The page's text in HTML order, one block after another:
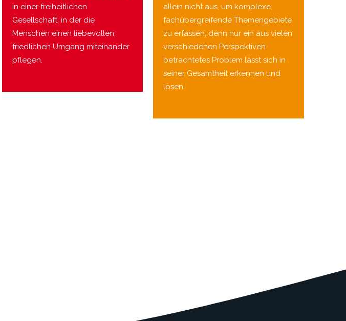
in einer freiheitlichen
Gesellschaft, in der die
Menschen einen liebevollen,
friedlichen Umgang miteinander
pflegen.
allein nicht aus, um komplexe,
fachübergreifende Themengebiete
zu erfassen, denn nur ein aus vielen
verschiedenen Perspektiven
betrachtetes Problem lässt sich in
seiner Gesamtheit erkennen und
lösen.